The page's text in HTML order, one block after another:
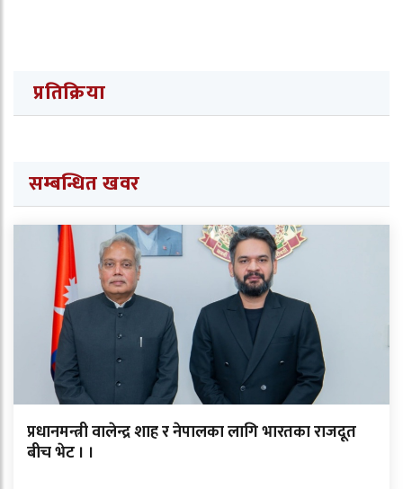
प्रतिक्रिया
सम्बन्धित खवर
प्रधानमन्त्री वालेन्द्र शाह र नेपालका लागि भारतका राजदूत
बीच भेट । ।